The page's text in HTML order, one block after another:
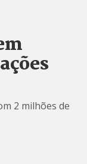
2 milhões de